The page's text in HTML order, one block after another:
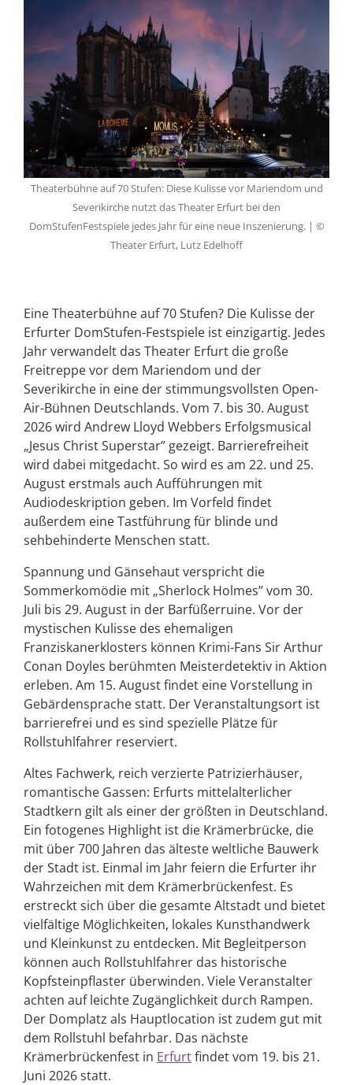
Theaterbühne auf 70 Stufen: Diese Kulisse vor Mariendom und
Severikirche nutzt das Theater Erfurt bei den
DomStufenFestspiele jedes Jahr für eine neue Inszenierung. | ©
Theater Erfurt, Lutz Edelhoff
Eine Theaterbühne auf 70 Stufen? Die Kulisse der
Erfurter DomStufen-Festspiele ist einzigartig. Jedes
Jahr verwandelt das Theater Erfurt die große
Freitreppe vor dem Mariendom und der
Severikirche in eine der stimmungsvollsten Open-
Air-Bühnen Deutschlands. Vom 7. bis 30. August
2026 wird Andrew Lloyd Webbers Erfolgsmusical
„Jesus Christ Superstar” gezeigt. Barrierefreiheit
wird dabei mitgedacht. So wird es am 22. und 25.
August erstmals auch Aufführungen mit
Audiodeskription geben. Im Vorfeld findet
außerdem eine Tastführung für blinde und
sehbehinderte Menschen statt.
Spannung und Gänsehaut verspricht die
Sommerkomödie mit „Sherlock Holmes” vom 30.
Juli bis 29. August in der Barfüßerruine. Vor der
mystischen Kulisse des ehemaligen
Franziskanerklosters können Krimi-Fans Sir Arthur
Conan Doyles berühmten Meisterdetektiv in Aktion
erleben. Am 15. August findet eine Vorstellung in
Gebärdensprache statt. Der Veranstaltungsort ist
barrierefrei und es sind spezielle Plätze für
Rollstuhlfahrer reserviert.
Altes Fachwerk, reich verzierte Patrizierhäuser,
romantische Gassen: Erfurts mittelalterlicher
Stadtkern gilt als einer der größten in Deutschland.
Ein fotogenes Highlight ist die Krämerbrücke, die
mit über 700 Jahren das älteste weltliche Bauwerk
der Stadt ist. Einmal im Jahr feiern die Erfurter ihr
Wahrzeichen mit dem Krämerbrückenfest. Es
erstreckt sich über die gesamte Altstadt und bietet
vielfältige Möglichkeiten, lokales Kunsthandwerk
und Kleinkunst zu entdecken. Mit Begleitperson
können auch Rollstuhlfahrer das historische
Kopfsteinpflaster überwinden. Viele Veranstalter
achten auf leichte Zugänglichkeit durch Rampen.
Der Domplatz als Hauptlocation ist zudem gut mit
dem Rollstuhl befahrbar. Das nächste
Krämerbrückenfest in Erfurtfindet vom 19. bis 21.
Juni 2026 statt.